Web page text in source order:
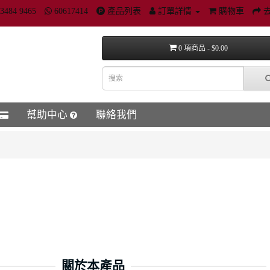
3484 9465 60617414 產品列表 訂單詳情 購物車
0 項商品 - $0.00
幫助中心 聯絡我們
關於本產品